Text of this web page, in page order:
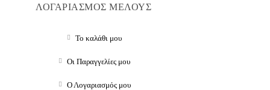
ΛΟΓΑΡΙΑΣΜΟΣ ΜΕΛΟΥΣ
Το καλάθι μου
Οι Παραγγελίες μου
Ο Λογαριασμός μου